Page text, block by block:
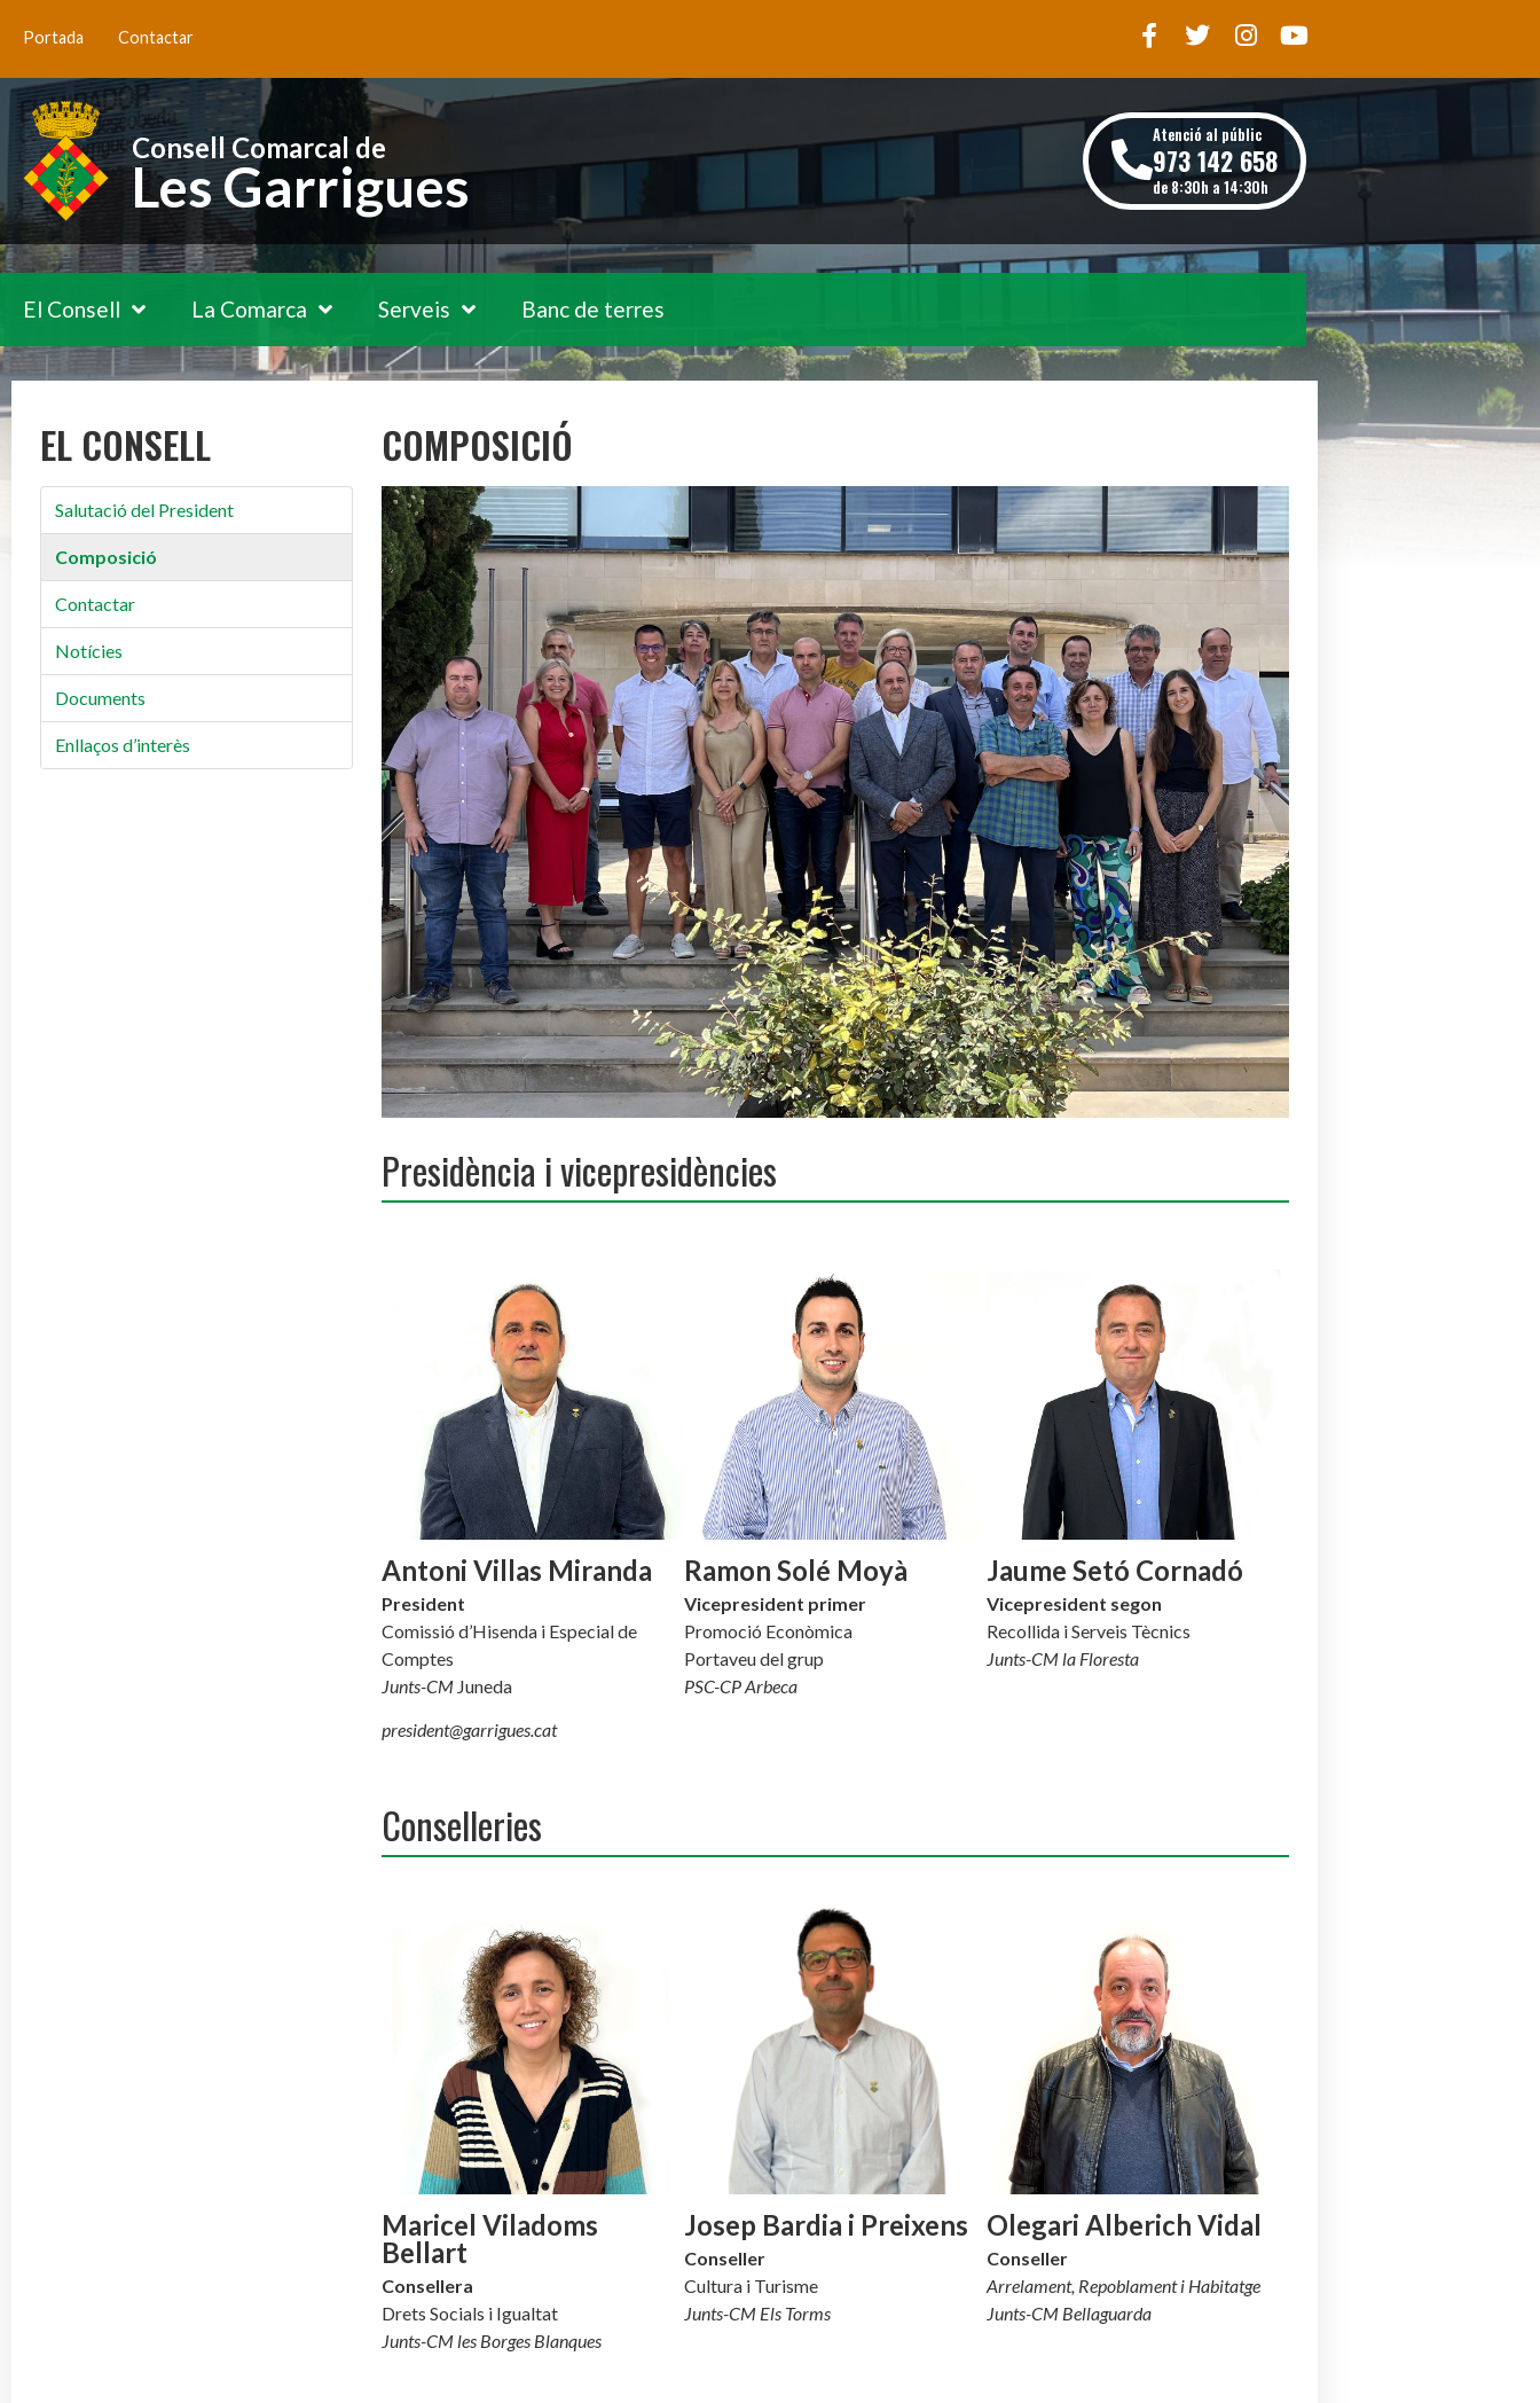
Portada Contactar
Consell Comarcal de
Les Garrigues
Atenció al públic
973 142 658
de 8:30h a 14:30h
El Consell La Comarca Serveis Banc de terres
EL CONSELL
Salutació del President
Composició
Contactar
Notícies
Documents
Enllaços d’interès
COMPOSICIÓ
Presidència i vicepresidències
Antoni Villas Miranda
President
Comissió d’Hisenda i Especial de
Comptes
Junts-CMJuneda
president@garrigues.cat
Ramon Solé Moyà
Vicepresident primer
Promoció Econòmica
Portaveu del grup
PSC-CP Arbeca
Jaume Setó Cornadó
Vicepresident segon
Recollida i Serveis Tècnics
Junts-CM la Floresta
Conselleries
Maricel Viladoms
Bellart
Consellera
Drets Socials i Igualtat
Junts-CM les Borges Blanques
Josep Bardia i Preixens
Conseller
Cultura i Turisme
Junts-CM Els Torms
Olegari Alberich Vidal
Conseller
Arrelament, Repoblament i Habitatge
Junts-CM Bellaguarda